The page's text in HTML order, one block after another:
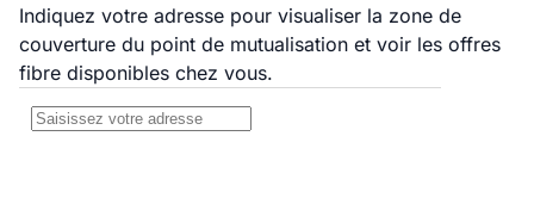
Indiquez votre adresse pour visualiser la zone de
couverture du point de mutualisation et voir les offres
fibre disponibles chez vous.